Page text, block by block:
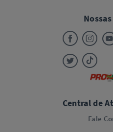
Central de
Fale